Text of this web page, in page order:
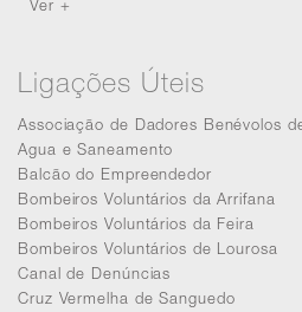
Ver +
Ligações Úteis
Associação de Dadores Benévolos
Agua e Saneamento
Balcão do Empreendedor
Bombeiros Voluntários da Arrifana
Bombeiros Voluntários da Feira
Bombeiros Voluntários de Lourosa
Canal de Denúncias
Cruz Vermelha de Sanguedo